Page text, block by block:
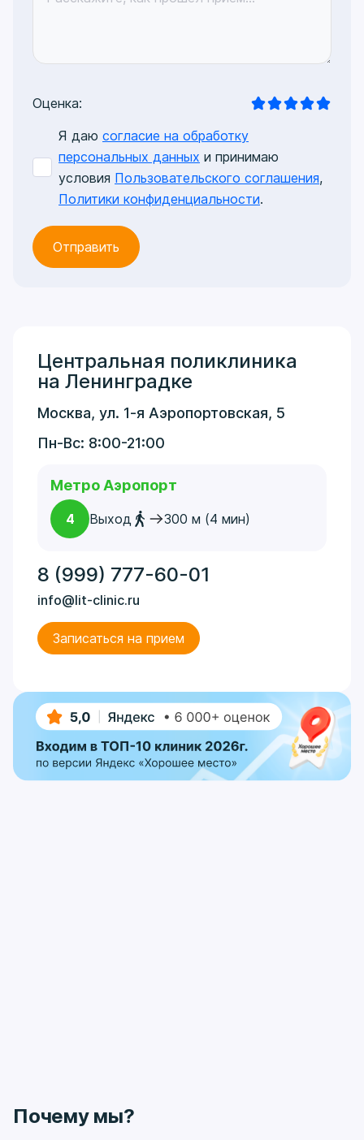
Оценка:
Я даю согласие на обработку
персональных данных и принимаю
условия Пользовательского соглашения,
Политики конфиденциальности.
Центральная поликлиника
на Ленинградке
Москва, ул. 1-я Аэропортовская, 5
Пн-Вс: 8:00-21:00
Метро Аэропорт
4 Выход 300 м (4 мин)
8 (999) 777-60-01
info@lit-clinic.ru
Записаться на прием
Почему мы?